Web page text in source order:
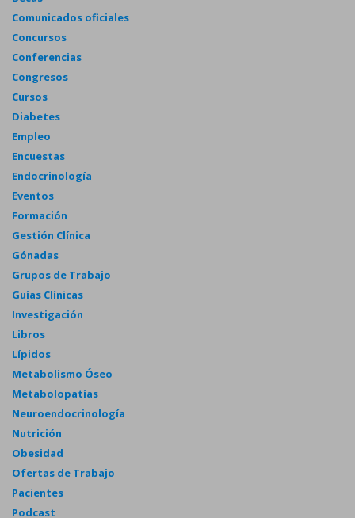
Comunicados oficiales
Concursos
Conferencias
Congresos
Cursos
Diabetes
Empleo
Encuestas
Endocrinología
Eventos
Formación
Gestión Clínica
Gónadas
Grupos de Trabajo
Guías Clínicas
Investigación
Libros
Lípidos
Metabolismo Óseo
Metabolopatías
Neuroendocrinología
Nutrición
Obesidad
Ofertas de Trabajo
Pacientes
Podcast